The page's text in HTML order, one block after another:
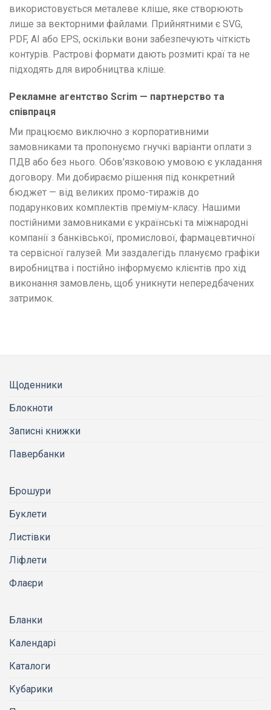
використовується металеве кліше, яке створюють
лише за векторними файлами. Прийнятними є SVG,
PDF, AI або EPS, оскільки вони забезпечують чіткість
контурів. Растрові формати дають розмиті краї та не
підходять для виробництва кліше.
Рекламне агентство Scrim — партнерство та
співпраця
Ми працюємо виключно з корпоративними
замовниками та пропонуємо гнучкі варіанти оплати з
ПДВ або без нього. Обов’язковою умовою є укладання
договору. Ми добираємо рішення під конкретний
бюджет — від великих промо-тиражів до
подарункових комплектів преміум-класу. Нашими
постійними замовниками є українські та міжнародні
компанії з банківської, промислової, фармацевтичної
та сервісної галузей. Ми заздалегідь плануємо графіки
виробництва і постійно інформуємо клієнтів про хід
виконання замовлень, щоб уникнути непередбачених
затримок.
Щоденники
Блокноти
Записні книжки
Павербанки
Брошури
Буклети
Листівки
Ліфлети
Флаєри
Бланки
Календарі
Каталоги
Кубарики